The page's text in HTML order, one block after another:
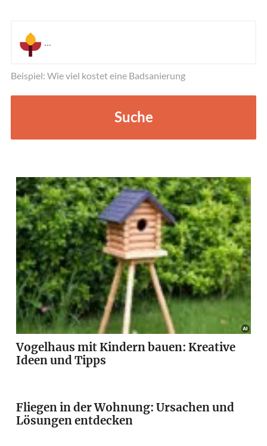
Beispiel: Wie viel kostet eine Badsanierung
Suche
Vogelhaus mit Kindern bauen: Kreative
Ideen und Tipps
Fliegen in der Wohnung: Ursachen und
Lösungen entdecken